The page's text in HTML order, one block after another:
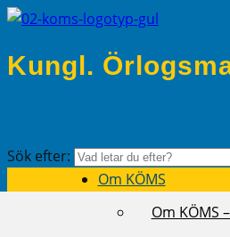
Kungl.
Sök efter:
Om KÖMS
Om KÖMS